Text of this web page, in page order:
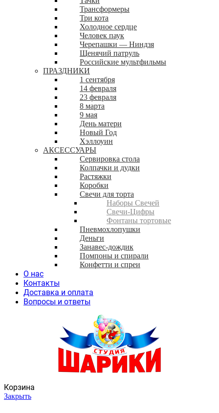
Трансформеры
Три кота
Холодное сердце
Человек паук
Черепашки — Ниндзя
Щенячий патруль
Российские мультфильмы
ПРАЗДНИКИ
1 сентября
14 февраля
23 февраля
8 марта
9 мая
День матери
Новый Год
Хэллоуин
АКСЕССУАРЫ
Сервировка стола
Колпачки и дудки
Растяжки
Коробки
Свечи для торта
Наборы Свечей
Свечи-Цифры
Фонтаны тортовые
Пневмохлопушки
Деньги
Занавес-дождик
Помпоны и спирали
Конфетти и спреи
О нас
Контакты
Доставка и оплата
Вопросы и ответы
Корзина
Закрыть